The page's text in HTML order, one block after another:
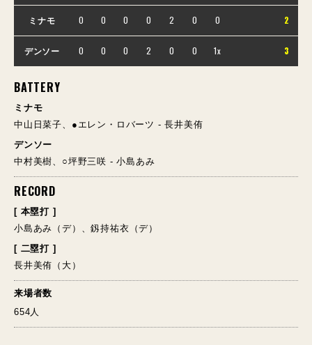
ミナモ 0 0 0 0 2 0 0 2
デンソー 0 0 0 2 0 0 1x 3
BATTERY
ミナモ
中山日菜子、●エレン・ロバーツ - 長井美侑
デンソー
中村美樹、○坪野三咲 - 小島あみ
RECORD
[ 本塁打 ]
小島あみ（デ）、釼持祐衣（デ）
[ 二塁打 ]
長井美侑（大）
来場者数
654人